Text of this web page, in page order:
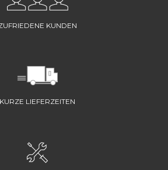
KUNDEN
KURZE LIEFERZEITEN